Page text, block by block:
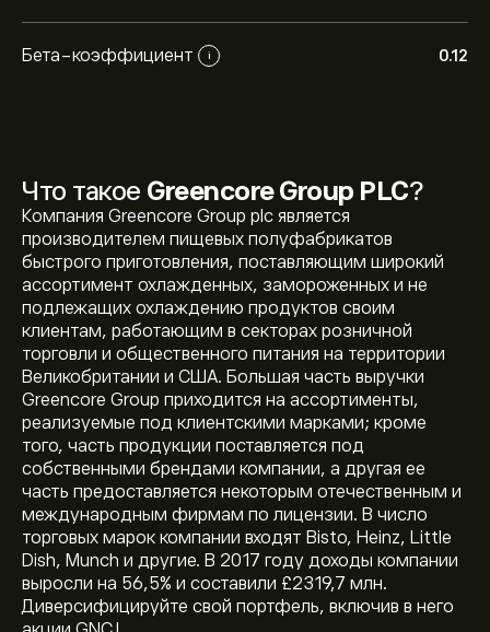
Бета-коэффициент i 0.12
Что такое Greencore Group PLC?
Компания Greencore Group plc является
производителем пищевых полуфабрикатов
быстрого приготовления, поставляющим широкий
ассортимент охлажденных, замороженных и не
подлежащих охлаждению продуктов своим
клиентам, работающим в секторах розничной
торговли и общественного питания на территории
Великобритании и США. Большая часть выручки
Greencore Group приходится на ассортименты,
реализуемые под клиентскими марками; кроме
того, часть продукции поставляется под
собственными брендами компании, а другая ее
часть предоставляется некоторым отечественным и
международным фирмам по лицензии. В число
торговых марок компании входят Bisto, Heinz, Little
Dish, Munch и другие. В 2017 году доходы компании
выросли на 56,5% и составили £2319,7 млн.
Диверсифицируйте свой портфель, включив в него
Текущая цена акции GNC.L составляет 261.80‎p‎.